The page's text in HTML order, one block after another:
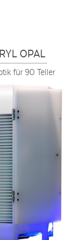
OPAL
für 90 Teller